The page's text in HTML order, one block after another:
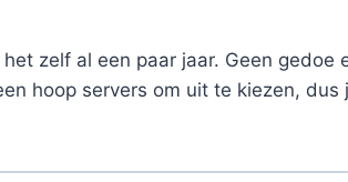
zelf al een paar jaar. Geen gedoe
hoop servers om uit te kiezen,